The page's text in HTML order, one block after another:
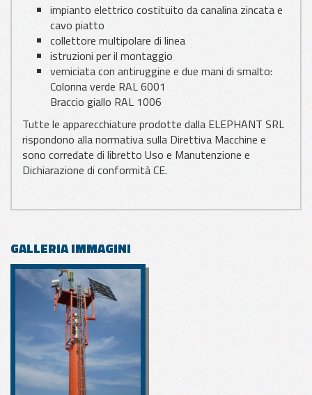
impianto elettrico costituito da canalina zincata e
cavo piatto
collettore multipolare di linea
istruzioni per il montaggio
verniciata con antiruggine e due mani di smalto:
Colonna verde RAL 6001
Braccio giallo RAL 1006
Tutte le apparecchiature prodotte dalla ELEPHANT SRL
rispondono alla normativa sulla Direttiva Macchine e
sono corredate di libretto Uso e Manutenzione e
Dichiarazione di conformità CE.
GALLERIA IMMAGINI